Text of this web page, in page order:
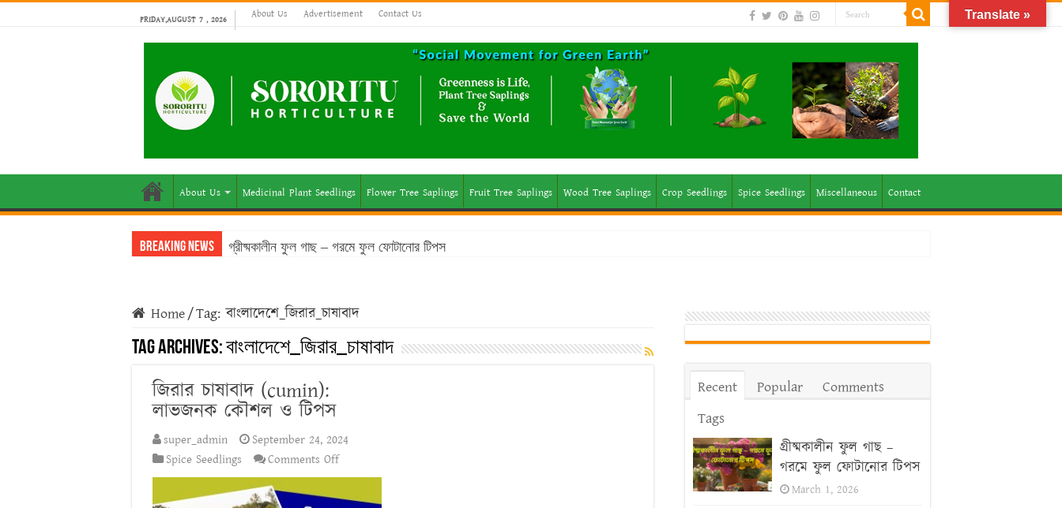
FRIDAY,AUGUST 7 , 2026 About Us Advertisement Contact Us
About Us Medicinal Plant Seedlings Flower Tree Saplings Fruit Tree Saplings Wood Tree Saplings Crop Seedlings Spice Seedlings Miscellaneous Contact
Breaking News গ্রীষ্মকালীন ফুল গাছ – গরমে ফুল ফোটানোর টিপস
Home/Tag:বাংলাদেশে_জিরার_চাষাবাদ
Tag Archives:বাংলাদেশে_জিরার_চাষাবাদ
জিরার চাষাবাদ (cumin):
লাভজনক কৌশল ও টিপস
super_admin
September 24, 2024
Spice Seedlings
Comments Offon
জিরার
চাষাবাদ
Recent Popular
Comments
Tags
গ্রীষ্মকালীন ফুল গাছ –
গরমে ফুল ফোটানোর টিপস
March 1, 2026
Translate »